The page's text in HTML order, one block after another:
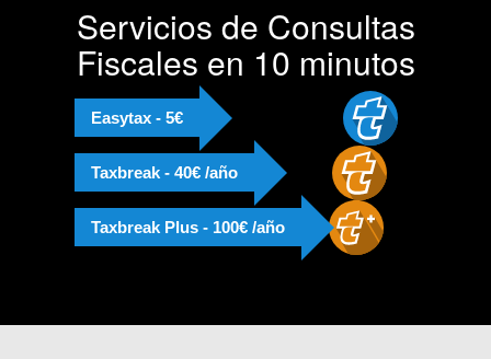
Servicios de Consultas
Fiscales en 10 minutos
Easytax - 5€
Taxbreak - 40€ /año
Taxbreak Plus - 100€ /año